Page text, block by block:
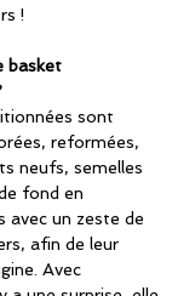
!
basket
sont
reformées,
neufs, semelles
fond en
avec un zeste de
afin de leur
Avec